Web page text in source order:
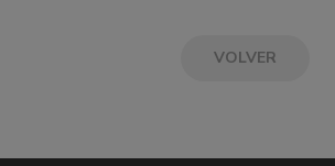
VOLVER